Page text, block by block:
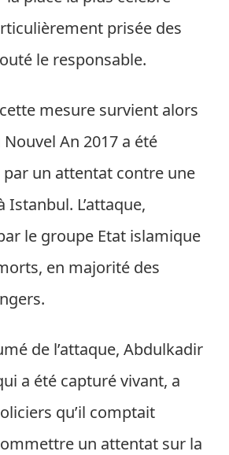
prisée des
le responsable.
cette mesure survient alors
An 2017 a été
par un attentat contre une
L’attaque,
le groupe Etat islamique
en majorité des
de l’attaque, Abdulkadir
a été capturé vivant, a
qu’il comptait
un attentat sur la